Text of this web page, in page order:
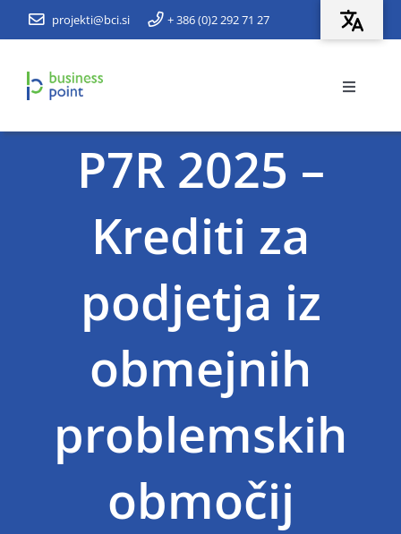
Preskoči
projekti@bci.si + 386 (0)2 292 71 27
Vklopi/
Domov
Razpisi/Subvencije
Aktivnosti
Prostovoljci
Izobraževanja
KOŠARICA
ISKANJA
ZA:
P7R 2025 –
Krediti za
podjetja iz
obmejnih
problemskih
območij